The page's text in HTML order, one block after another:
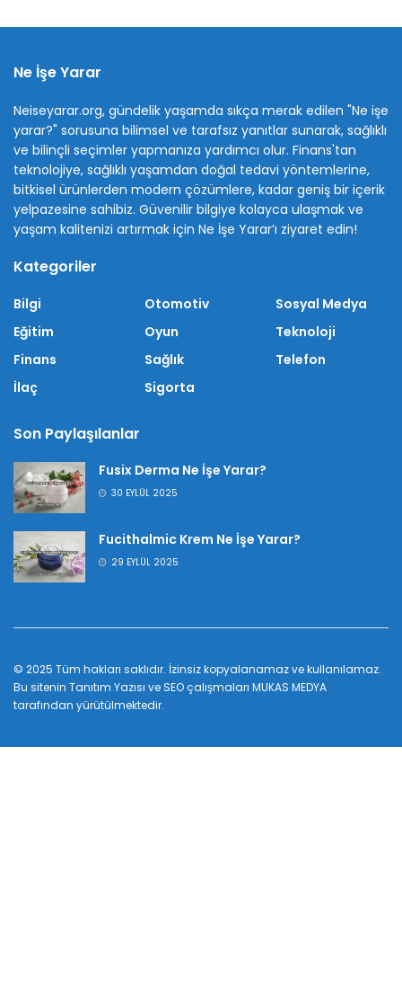
Ne İşe Yarar
Neiseyarar.org, gündelik yaşamda sıkça merak edilen "Ne işe
yarar?" sorusuna bilimsel ve tarafsız yanıtlar sunarak, sağlıklı
ve bilinçli seçimler yapmanıza yardımcı olur. Finans'tan
teknolojiye, sağlıklı yaşamdan doğal tedavi yöntemlerine,
bitkisel ürünlerden modern çözümlere, kadar geniş bir içerik
yelpazesine sahibiz. Güvenilir bilgiye kolayca ulaşmak ve
yaşam kalitenizi artırmak için Ne İşe Yarar’ı ziyaret edin!
Kategoriler
Bilgi
Eğitim
Finans
İlaç
Otomotiv
Oyun
Sağlık
Sigorta
Sosyal Medya
Teknoloji
Telefon
Son Paylaşılanlar
Fusix Derma Ne İşe Yarar?
30 EYLÜL 2025
Fucithalmic Krem Ne İşe Yarar?
29 EYLÜL 2025
© 2025 Tüm hakları saklıdır. İzinsiz kopyalanamaz ve kullanılamaz.
Bu sitenin Tanıtım Yazısı ve SEO çalışmaları MUKAS MEDYA
tarafından yürütülmektedir.